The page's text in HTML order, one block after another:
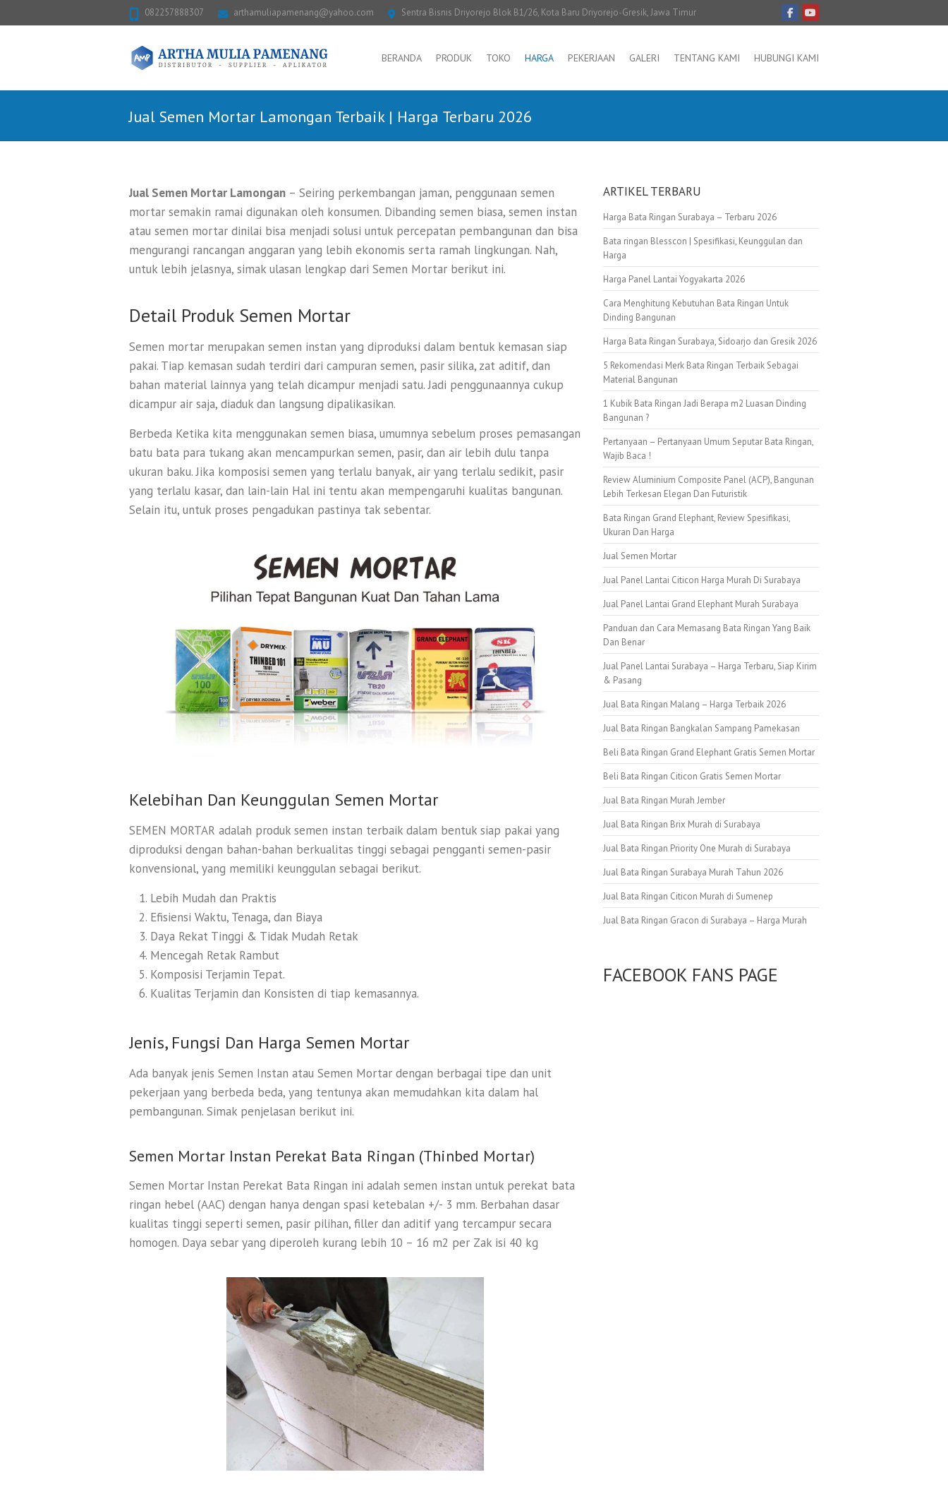
082257888307 arthamuliapamenang@yahoo.com Sentra Bisnis Driyorejo Blok B1/26, Kota Baru Driyorejo-Gresik, Jawa Timur
BERANDA PRODUK TOKO HARGA PEKERJAAN GALERI TENTANG KAMI HUBUNGI KAMI
Jual Semen Mortar Lamongan Terbaik | Harga Terbaru 2026
Jual Semen Mortar Lamongan – Seiring perkembangan jaman, penggunaan semen
mortar semakin ramai digunakan oleh konsumen. Dibanding semen biasa, semen instan
atau semen mortar dinilai bisa menjadi solusi untuk percepatan pembangunan dan bisa
mengurangi rancangan anggaran yang lebih ekonomis serta ramah lingkungan. Nah,
untuk lebih jelasnya, simak ulasan lengkap dari Semen Mortar berikut ini.
Detail Produk Semen Mortar
Semen mortar merupakan semen instan yang diproduksi dalam bentuk kemasan siap
pakai. Tiap kemasan sudah terdiri dari campuran semen, pasir silika, zat aditif, dan
bahan material lainnya yang telah dicampur menjadi satu. Jadi penggunaannya cukup
dicampur air saja, diaduk dan langsung dipalikasikan.
Berbeda Ketika kita menggunakan semen biasa, umumnya sebelum proses pemasangan
batu bata para tukang akan mencampurkan semen, pasir, dan air lebih dulu tanpa
ukuran baku. Jika komposisi semen yang terlalu banyak, air yang terlalu sedikit, pasir
yang terlalu kasar, dan lain-lain Hal ini tentu akan mempengaruhi kualitas bangunan.
Selain itu, untuk proses pengadukan pastinya tak sebentar.
Kelebihan Dan Keunggulan Semen Mortar
SEMEN MORTAR adalah produk semen instan terbaik dalam bentuk siap pakai yang
diproduksi dengan bahan-bahan berkualitas tinggi sebagai pengganti semen-pasir
konvensional, yang memiliki keunggulan sebagai berikut.
Lebih Mudah dan Praktis
Efisiensi Waktu, Tenaga, dan Biaya
Daya Rekat Tinggi & Tidak Mudah Retak
Mencegah Retak Rambut
Komposisi Terjamin Tepat.
Kualitas Terjamin dan Konsisten di tiap kemasannya.
Jenis, Fungsi Dan Harga Semen Mortar
Ada banyak jenis Semen Instan atau Semen Mortar dengan berbagai tipe dan unit
pekerjaan yang berbeda beda, yang tentunya akan memudahkan kita dalam hal
pembangunan. Simak penjelasan berikut ini.
Semen Mortar Instan Perekat Bata Ringan (Thinbed Mortar)
Semen Mortar Instan Perekat Bata Ringan ini adalah semen instan untuk perekat bata
ringan hebel (AAC) dengan hanya dengan spasi ketebalan +/- 3 mm. Berbahan dasar
kualitas tinggi seperti semen, pasir pilihan, filler dan aditif yang tercampur secara
homogen. Daya sebar yang diperoleh kurang lebih 10 – 16 m2 per Zak isi 40 kg
ARTIKEL TERBARU
Harga Bata Ringan Surabaya – Terbaru 2026
Bata ringan Blesscon | Spesifikasi, Keunggulan dan
Harga
Harga Panel Lantai Yogyakarta 2026
Cara Menghitung Kebutuhan Bata Ringan Untuk
Dinding Bangunan
Harga Bata Ringan Surabaya, Sidoarjo dan Gresik 2026
5 Rekomendasi Merk Bata Ringan Terbaik Sebagai
Material Bangunan
1 Kubik Bata Ringan Jadi Berapa m2 Luasan Dinding
Bangunan ?
Pertanyaan – Pertanyaan Umum Seputar Bata Ringan,
Wajib Baca !
Review Aluminium Composite Panel (ACP), Bangunan
Lebih Terkesan Elegan Dan Futuristik
Bata Ringan Grand Elephant, Review Spesifikasi,
Ukuran Dan Harga
Jual Semen Mortar
Jual Panel Lantai Citicon Harga Murah Di Surabaya
Jual Panel Lantai Grand Elephant Murah Surabaya
Panduan dan Cara Memasang Bata Ringan Yang Baik
Dan Benar
Jual Panel Lantai Surabaya – Harga Terbaru, Siap Kirim
& Pasang
Jual Bata Ringan Malang – Harga Terbaik 2026
Jual Bata Ringan Bangkalan Sampang Pamekasan
Beli Bata Ringan Grand Elephant Gratis Semen Mortar
Beli Bata Ringan Citicon Gratis Semen Mortar
Jual Bata Ringan Murah Jember
Jual Bata Ringan Brix Murah di Surabaya
Jual Bata Ringan Priority One Murah di Surabaya
Jual Bata Ringan Surabaya Murah Tahun 2026
Jual Bata Ringan Citicon Murah di Sumenep
Jual Bata Ringan Gracon di Surabaya – Harga Murah
FACEBOOK FANS PAGE